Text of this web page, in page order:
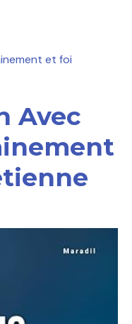
et foi
Avec